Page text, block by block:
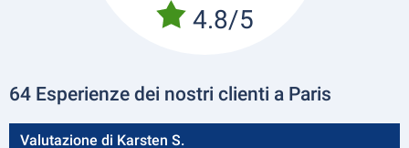
4.8/5
64 Esperienze dei nostri clienti a Paris
Valutazione di Karsten S.